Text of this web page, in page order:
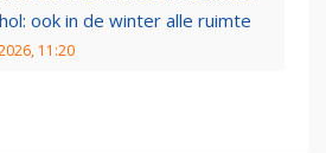
ook in de winter alle ruimte
11:20